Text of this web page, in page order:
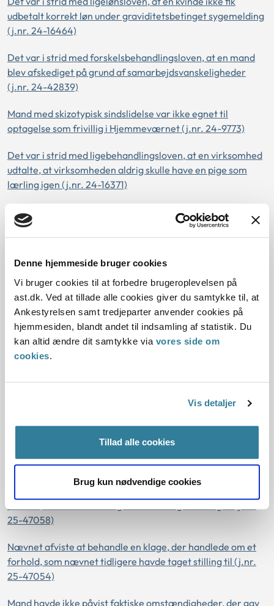
Denne hjemmeside bruger cookies
Vi bruger cookies til at forbedre brugeroplevelsen på
ast.dk. Ved at tillade alle cookies giver du samtykke til, at
Ankestyrelsen samt tredjeparter anvender cookies på
hjemmesiden, blandt andet til indsamling af statistik. Du
kan altid ændre dit samtykke via vores side om
cookies.
Vis detaljer
Tillad alle cookies
Brug kun nødvendige cookies
udbetalt korrekt løn under graviditetsbetinget sygemelding
(j.nr. 24-16464)
Det var i strid med forskelsbehandlingsloven, at en mand
blev afskediget på grund af samarbejdsvanskeligheder
(j.nr. 24-42839)
Mand med skizotypisk sindslidelse var ikke egnet til
optagelse som frivillig i Hjemmeværnet (j.nr. 24-9773)
Det var i strid med ligebehandlingsloven, at en virksomhed
udtalte, at virksomheden aldrig skulle have en pige som
lærling igen (j.nr. 24-16371)
Det var ikke i strid med handicapdiskriminationsloven, at
klager fik afslag på at holde kat i sin almene lejebolig (j.nr.
24-84556)
Det var ikke i strid med handicapdiskriminationsloven, at
klager fik afslag på at holde kat i sin almene lejebolig (j.nr.
25-98098)
Nævnet havde ikke stedlig kompetence til at behandle
klage over udtalelse fremsat af et udenlandsk hotels
medarbejder (j.nr. 25-79018)
blevet udsat for forskelsbehandling og chikane på grund af
sin etniske oprindelse (j.nr. 25-79043)
Nævnet afviste at behandle en klage, der handlede om et
25-47058)
Nævnet afviste at behandle en klage, der handlede om et
forhold, som nævnet tidligere havde taget stilling til (j.nr.
25-47054)
Mand havde ikke påvist faktiske omstændigheder, der gav